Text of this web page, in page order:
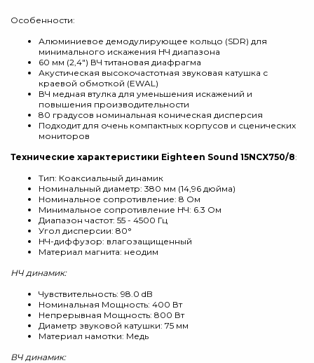
Особенности:
Алюминиевое демодулирующее кольцо (SDR) для
минимального искажения НЧ диапазона
60 мм (2,4") ВЧ титановая диафрагма
Акустическая высокочастотная звуковая катушка с
краевой обмоткой (EWAL)
ВЧ медная втулка для уменьшения искажений и
повышения производительности
80 градусов номинальная коническая дисперсия
Подходит для очень компактных корпусов и сценических
мониторов
Технические характеристики Eighteen Sound 15NCX750/8:
Тип: Коаксиальный динамик
Номинальный диаметр: 380 мм (14,96 дюйма)
Номинальное сопротивление: 8 Ом
Минимальное сопротивление НЧ: 6.3 Ом
Диапазон частот: 55 - 4500 Гц
Угол дисперсии: 80°
НЧ-диффузор: влагозащищенный
Материал магнита: неодим
НЧ динамик:
Чувствительность: 98.0 dB
Номинальная Мощность: 400 Вт
Непрерывная Мощность: 800 Вт
Диаметр звуковой катушки: 75 мм
Материал намотки: Медь
ВЧ динамик: